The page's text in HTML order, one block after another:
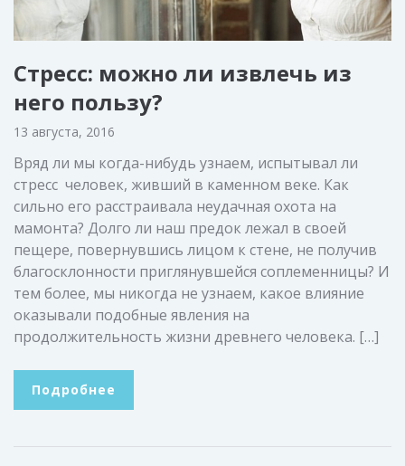
Стресс: можно ли извлечь из
него пользу?
13 августа, 2016
Вряд ли мы когда-нибудь узнаем, испытывал ли
стресс человек, живший в каменном веке. Как
сильно его расстраивала неудачная охота на
мамонта? Долго ли наш предок лежал в своей
пещере, повернувшись лицом к стене, не получив
благосклонности приглянувшейся соплеменницы? И
тем более, мы никогда не узнаем, какое влияние
оказывали подобные явления на
продолжительность жизни древнего человека. […]
Подробнее